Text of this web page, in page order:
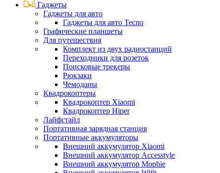
Гаджеты
Гаджеты для авто
Гаджеты для авто Tecno
Графические планшеты
Для путешествия
Комплект из двух радиостанций
Переходники для розеток
Поисковые трекеры
Рюкзаки
Чемоданы
Квадрокоптеры
Квадрокоптер Xiaomi
Квадрокоптер Hiper
Лайфстайл
Портативная зарядная станция
Портативные аккумуляторы
Внешний аккумулятор Xiaomi
Внешний аккумулятор Accesstyle
Внешний аккумулятор Mophie